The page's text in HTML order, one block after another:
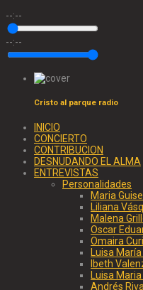
--:--
--:--
Cristo al parque radio
INICIO
CONCIERTO
CONTRIBUCION
DESNUDANDO EL ALMA
ENTREVISTAS
Personalidades
Maria
Liliana
Malena
Oscar
Omaira
Luisa
Ibeth
Luisa
Andrés